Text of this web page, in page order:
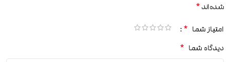
شده‌اند*
امتیاز شما *
دیدگاه شما *